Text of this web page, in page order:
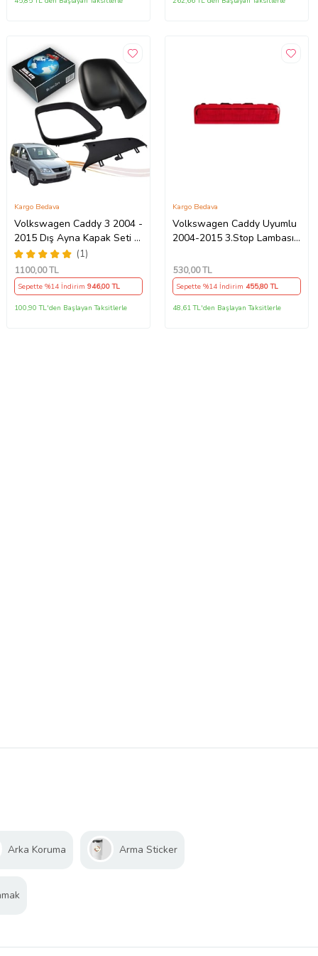
Volkswagen Caddy 3 2004 -
2015 Dış Ayna Kapak Seti -
Sol 7E18575289 B9
(1)
Kargo Bedava
1100,00 TL
Sepette %14 İndirim946,00 TL
100,90 TL'den Başlayan Taksitlerle
Volkswagen Caddy Uyumlu
2004-2015 3.Stop Lambası
Kargo Bedava
530,00 TL
Sepette %14 İndirim 455,80 TL
48,61 TL'den Başlayan Taksitlerle
Arka Koruma Arma Sticker